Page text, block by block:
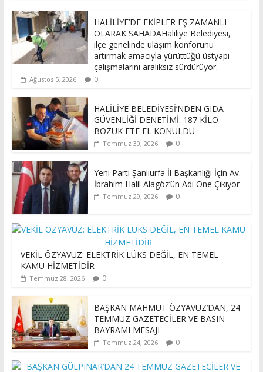
HALİLİYE’DE EKİPLER EŞ ZAMANLI
OLARAK SAHADAHaliliye Belediyesi,
ilçe genelinde ulaşım konforunu
artırmak amacıyla yürüttüğü üstyapı
çalışmalarını aralıksız sürdürüyor.
Ağustos 5, 2026 0
HALİLİYE BELEDİYESİ’NDEN GIDA
GÜVENLİĞİ DENETİMİ: 187 KİLO
BOZUK ETE EL KONULDU
Temmuz 30, 2026 0
Yeni Parti Şanlıurfa İl Başkanlığı İçin Av.
İbrahim Halil Alagöz’ün Adı Öne Çıkıyor
Temmuz 29, 2026 0
VEKİL ÖZYAVUZ: ELEKTRİK LÜKS DEĞİL, EN TEMEL
KAMU HİZMETİDİR
Temmuz 28, 2026 0
BAŞKAN MAHMUT ÖZYAVUZ’DAN, 24
TEMMUZ GAZETECİLER VE BASIN
BAYRAMI MESAJI
Temmuz 24, 2026 0